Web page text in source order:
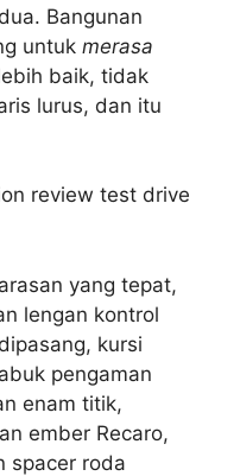
Bangunan
untuk merasa
baik, tidak
lurus, dan itu
yang tepat,
lengan kontrol
kursi
pengaman
enam titik,
ember Recaro,
spacer roda